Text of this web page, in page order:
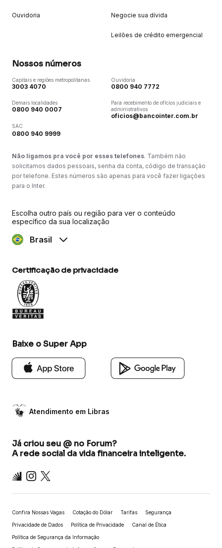
Ouvidoria Negocie sua dívida
Leilões de crédito emergencial
Nossos números
Capitais e regiões metropolitanas
3003 4070
Demais localidades
0800 940 0007
SAC
0800 940 9999
Ouvidoria
0800 940 7772
Para recebimento de ofícios judiciais e
administrativos
oficios@bancointer.com.br
Não ligamos pra você por esses telefones. Também não
solicitamos dados pessoais, senha da conta, código de transação
por telefone. Estes números são apenas para você fazer ligações
para o Inter.
Escolha outro país ou região para ver o conteúdo
específico da sua localização
Brasil
Certificação de privacidade
Baixe o Super App
Atendimento em Libras
Já criou seu @ no Forum?
A rede social da vida financeira inteligente.
Inter Instagram
X
Confira Nossas Vagas Cotação do Dólar Tarifas Segurança
Privacidade de Dados Política de Privacidade Canal de Ética
Política de Segurança da Informação